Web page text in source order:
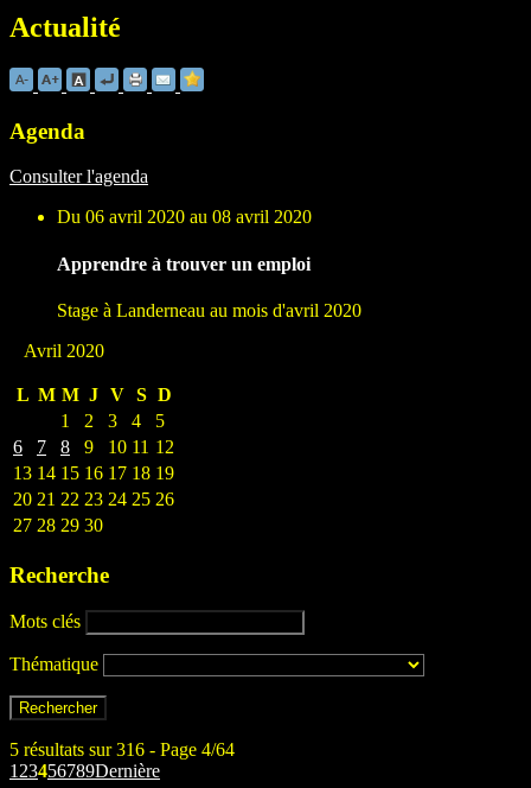
Actualité
Agenda
Consulter l'agenda
Du 06 avril 2020 au 08 avril 2020
Apprendre à trouver un emploi
Stage à Landerneau au mois d'avril 2020
Avril 2020
L M M J V S D
1
2 3 4
5
6
7 8 9 10 11 12
13 14 15 16 17 18 19
20 21 22 23 24 25 26
27 28 29 30
Recherche
Mots clés
Thématique
5 résultats sur 316 - Page 4/64
1 23456789Dernière